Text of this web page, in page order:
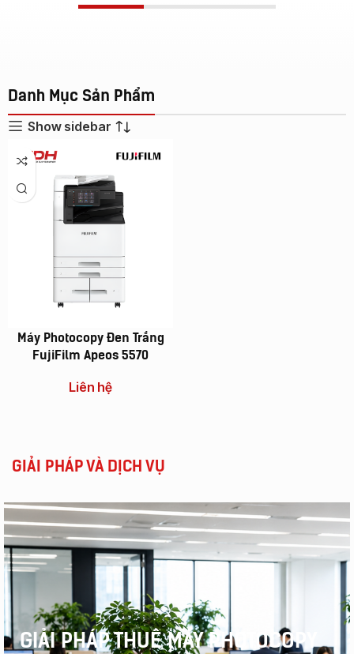
Danh Mục Sản Phẩm
Show sidebar
Máy Photocopy Đen Trắng
FujiFilm Apeos 5570
Liên hệ
GIẢI PHÁP VÀ DỊCH VỤ
GIẢI PHÁP THUÊ MÁY PHOTOCOPY